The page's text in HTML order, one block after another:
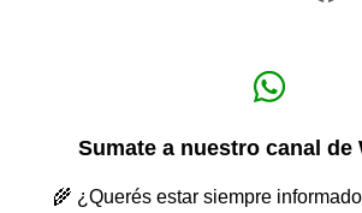
Sumate a nuestro canal de
🌾 ¿Querés estar siempre